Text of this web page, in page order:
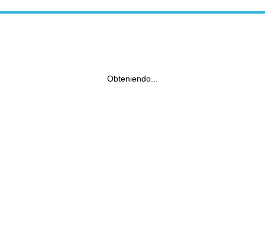
Obteniendo...